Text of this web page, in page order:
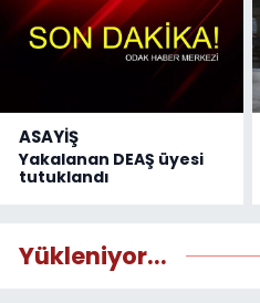
ASAYİŞ
Yakalanan DEAŞ üyesi
tutuklandı
Yükleniyor...